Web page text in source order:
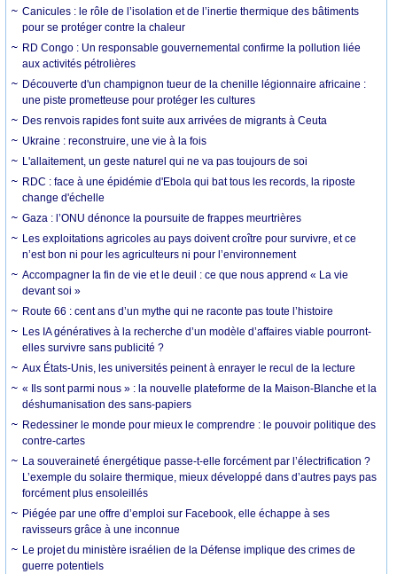
Canicules : le rôle de l’isolation et de l’inertie thermique des bâtiments
pour se protéger contre la chaleur
RD Congo : Un responsable gouvernemental confirme la pollution liée
aux activités pétrolières
Découverte d'un champignon tueur de la chenille légionnaire africaine :
une piste prometteuse pour protéger les cultures
Des renvois rapides font suite aux arrivées de migrants à Ceuta
Ukraine : reconstruire, une vie à la fois
L'allaitement, un geste naturel qui ne va pas toujours de soi
RDC : face à une épidémie d'Ebola qui bat tous les records, la riposte
change d'échelle
Gaza : l’ONU dénonce la poursuite de frappes meurtrières
Les exploitations agricoles au pays doivent croître pour survivre, et ce
n’est bon ni pour les agriculteurs ni pour l’environnement
Accompagner la fin de vie et le deuil : ce que nous apprend « La vie
devant soi »
Route 66 : cent ans d’un mythe qui ne raconte pas toute l’histoire
Les IA génératives à la recherche d’un modèle d’affaires viable pourront-
elles survivre sans publicité ?
Aux États-Unis, les universités peinent à enrayer le recul de la lecture
« Ils sont parmi nous » : la nouvelle plateforme de la Maison-Blanche et la
déshumanisation des sans-papiers
Redessiner le monde pour mieux le comprendre : le pouvoir politique des
contre-cartes
La souveraineté énergétique passe-t-elle forcément par l’électrification ?
L’exemple du solaire thermique, mieux développé dans d’autres pays pas
forcément plus ensoleillés
Piégée par une offre d’emploi sur Facebook, elle échappe à ses
ravisseurs grâce à une inconnue
Le projet du ministère israélien de la Défense implique des crimes de
guerre potentiels